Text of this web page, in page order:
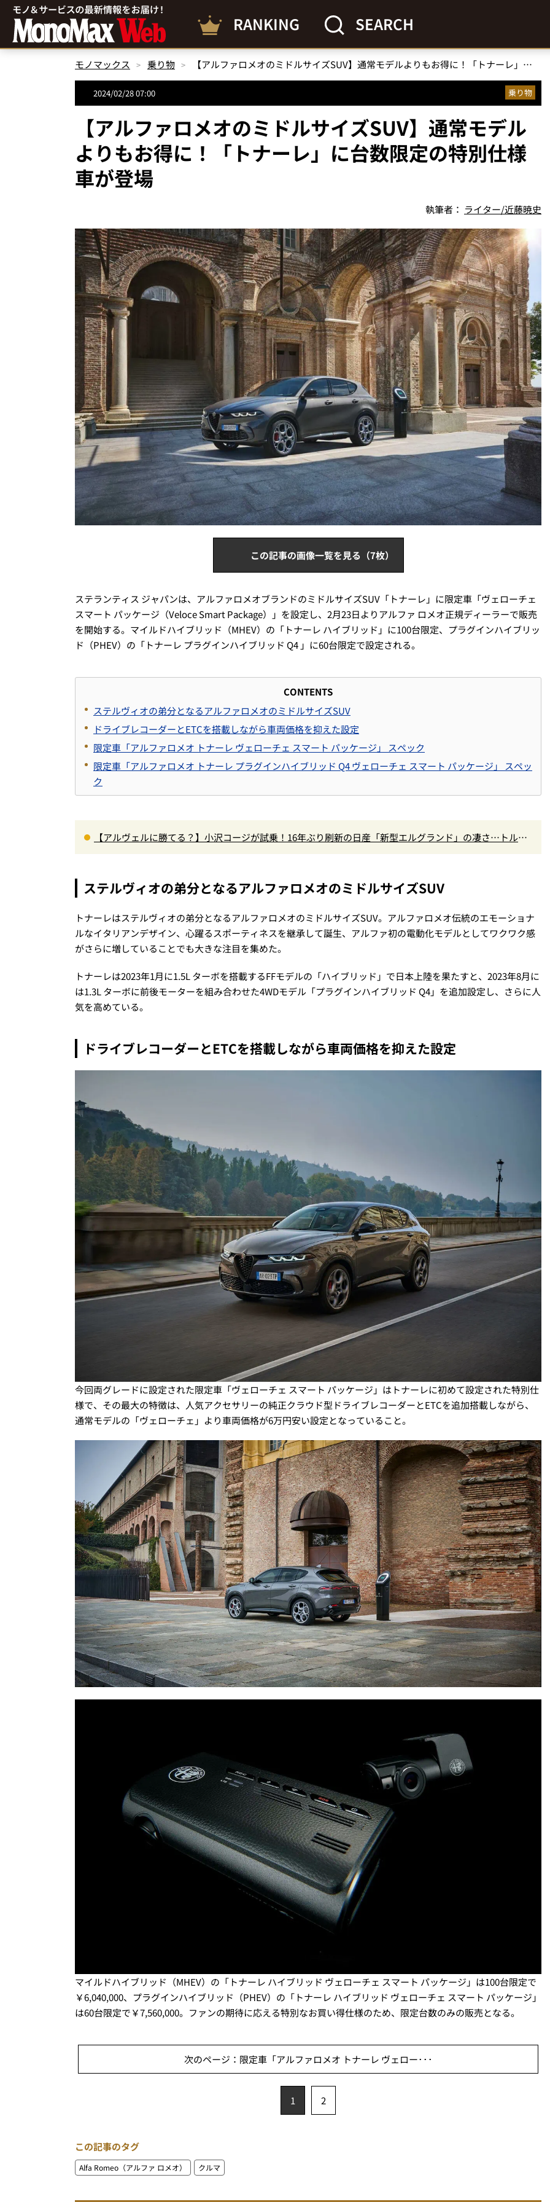
RANKING SEARCH
モノマックス 乗り物 【アルファロメオのミドルサイズSUV】通常モデルよりもお得に！「トナーレ」に台数限定の特別仕様車が登場
2024/02/28 07:00 乗り物
【アルファロメオのミドルサイズSUV】通常モデル
よりもお得に！「トナーレ」に台数限定の特別仕様
車が登場
執筆者： ライター/近藤暁史
この記事の画像一覧を見る（7枚）
ステランティス ジャパンは、アルファロメオブランドのミドルサイズSUV「トナーレ」に限定車「ヴェローチェ
スマート パッケージ（Veloce Smart Package）」を設定し、2月23日よりアルファ ロメオ正規ディーラーで販売
を開始する。マイルドハイブリッド（MHEV）の「トナーレ ハイブリッド」に100台限定、プラグインハイブリッ
ド（PHEV）の「トナーレ プラグインハイブリッド Q4 」に60台限定で設定される。
CONTENTS
ステルヴィオの弟分となるアルファロメオのミドルサイズSUV
ドライブレコーダーとETCを搭載しながら車両価格を抑えた設定
限定車「アルファロメオ トナーレ ヴェローチェ スマート パッケージ」 スペック
限定車「アルファロメオ トナーレ プラグインハイブリッド Q4 ヴェローチェ スマート パッケージ」 スペッ
ク
【アルヴェルに勝てる？】小沢コージが試乗！16年ぶり刷新の日産「新型エルグランド」の凄さ…トルク5
ステルヴィオの弟分となるアルファロメオのミドルサイズSUV
トナーレはステルヴィオの弟分となるアルファロメオのミドルサイズSUV。アルファロメオ伝統のエモーショナ
ルなイタリアンデザイン、心躍るスポーティネスを継承して誕生、アルファ初の電動化モデルとしてワクワク感
がさらに増していることでも大きな注目を集めた。
トナーレは2023年1月に1.5L ターボを搭載するFFモデルの「ハイブリッド」で日本上陸を果たすと、2023年8月に
は1.3L ターボに前後モーターを組み合わせた4WDモデル「プラグインハイブリッド Q4」を追加設定し、さらに人
気を高めている。
ドライブレコーダーとETCを搭載しながら車両価格を抑えた設定
今回両グレードに設定された限定車「ヴェローチェ スマート パッケージ」はトナーレに初めて設定された特別仕
様で、その最大の特徴は、人気アクセサリーの純正クラウド型ドライブレコーダーとETCを追加搭載しながら、
通常モデルの「ヴェローチェ」より車両価格が6万円安い設定となっていること。
マイルドハイブリッド（MHEV）の「トナーレ ハイブリッド ヴェローチェ スマート パッケージ」は100台限定で
￥6,040,000、プラグインハイブリッド（PHEV）の「トナーレ ハイブリッド ヴェローチェ スマート パッケージ」
は60台限定で￥7,560,000。ファンの期待に応える特別なお買い得仕様のため、限定台数のみの販売となる。
次のページ：限定車「アルファロメオ トナーレ ヴェロー･･･
1 2
この記事のタグ
Alfa Romeo（アルファ ロメオ） クルマ